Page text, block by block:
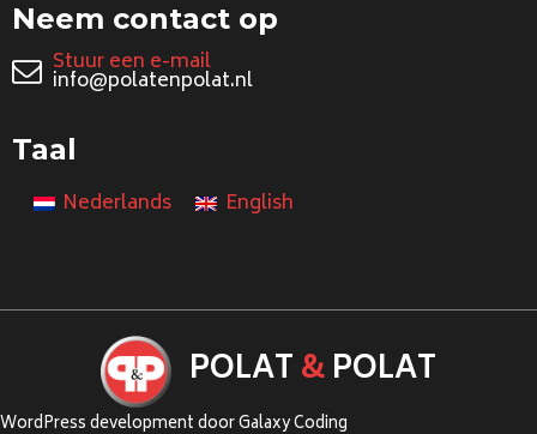
Neem contact op
Stuur een e-mail
info@polatenpolat.nl
Taal
Nederlands English
POLAT&POLAT
WordPress development door Galaxy Coding